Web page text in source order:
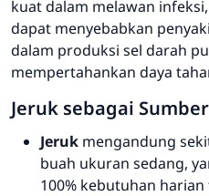
kuat dalam melawan
dapat menyebabkan
dalam produksi sel darah
mempertahankan daya
Jeruk sebagai
Jeruk mengandung
buah ukuran sedang,
100% kebutuhan